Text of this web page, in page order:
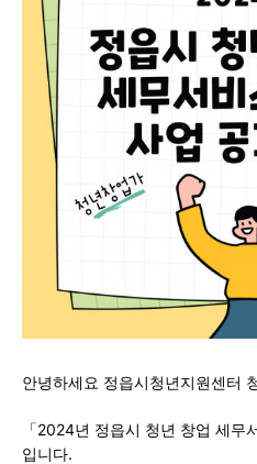
안녕하세요 정읍시청년지원센터
「2024년 정읍시 청년 창업 세무
입니다.